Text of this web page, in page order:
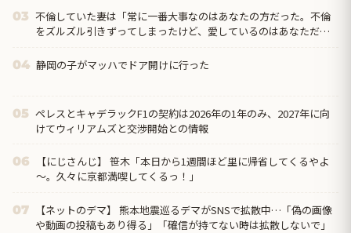
03 不倫していた妻は「常に一番大事なのはあなたの方だった。不倫
をズルズル引きずってしまったけど、愛しているのはあなただ
04 静岡の子がマッハでドア開けに行った
05 ペレスとキャデラックF1の契約は2026年の1年のみ、2027年に向
けてウィリアムズと交渉開始との情報
06
【にじさんじ】 笹木「本日から1週間ほど里に帰省してくるやよ
～。久々に京都満喫してくるっ！」
07
【ネットのデマ】 熊本地震巡るデマがSNSで拡散中…「偽の画像
や動画の投稿もあり得る」「確信が持てない時は拡散しないで」